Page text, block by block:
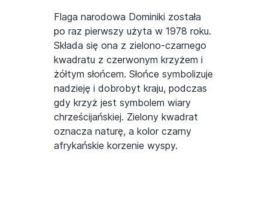
Flaga narodowa Dominiki została
po raz pierwszy użyta w 1978 roku.
Składa się ona z zielono-czarnego
kwadratu z czerwonym krzyżem i
żółtym słońcem. Słońce symbolizuje
nadzieję i dobrobyt kraju, podczas
gdy krzyż jest symbolem wiary
chrześcijańskiej. Zielony kwadrat
oznacza naturę, a kolor czarny
afrykańskie korzenie wyspy.